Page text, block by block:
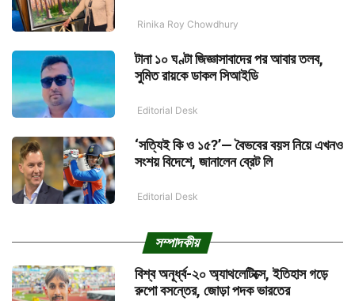
Rinika Roy Chowdhury
টানা ১০ ঘণ্টা জিজ্ঞাসাবাদের পর আবার তলব,
সুমিত রায়কে ডাকল সিআইডি
Editorial Desk
‘সত্যিই কি ও ১৫?’— বৈভবের বয়স নিয়ে এখনও
সংশয় বিদেশে, জানালেন ব্রেট লি
Editorial Desk
সম্পাদকীয়
বিশ্ব অনূর্ধ্ব-২০ অ্যাথলেটিক্সে, ইতিহাস গড়ে
রুপো বসন্তের, জোড়া পদক ভারতের